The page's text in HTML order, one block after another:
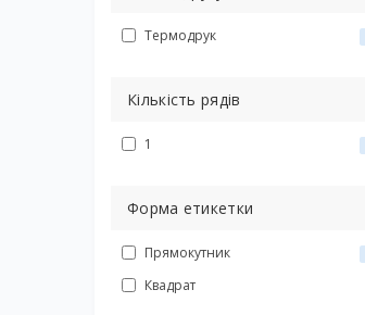
Термодрук
Кількість рядів
1
Форма етикетки
Прямокутник
Квадрат